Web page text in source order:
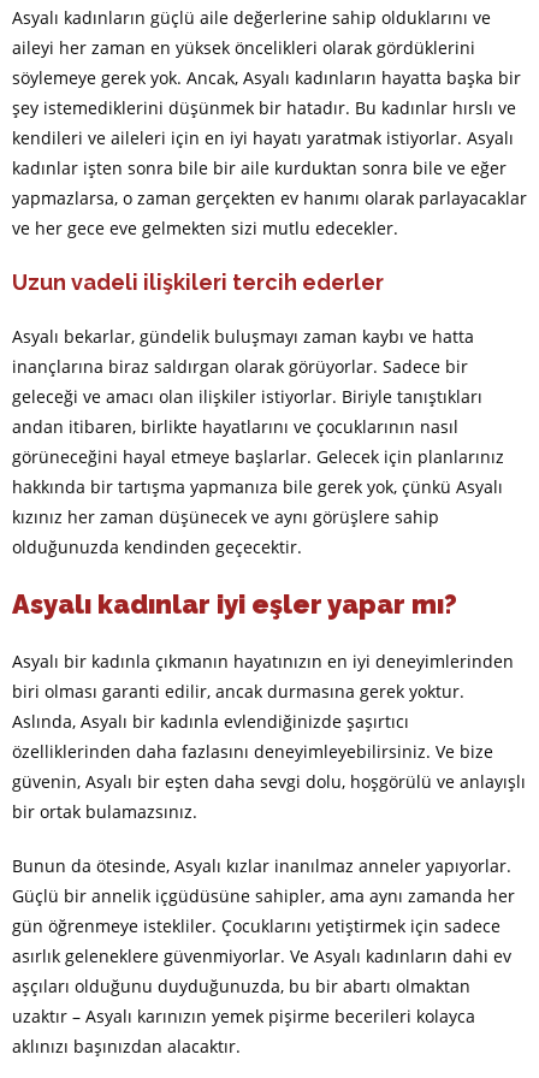
Asyalı kadınların güçlü aile değerlerine sahip olduklarını ve
aileyi her zaman en yüksek öncelikleri olarak gördüklerini
söylemeye gerek yok. Ancak, Asyalı kadınların hayatta başka bir
şey istemediklerini düşünmek bir hatadır. Bu kadınlar hırslı ve
kendileri ve aileleri için en iyi hayatı yaratmak istiyorlar. Asyalı
kadınlar işten sonra bile bir aile kurduktan sonra bile ve eğer
yapmazlarsa, o zaman gerçekten ev hanımı olarak parlayacaklar
ve her gece eve gelmekten sizi mutlu edecekler.
Uzun vadeli ilişkileri tercih ederler
Asyalı bekarlar, gündelik buluşmayı zaman kaybı ve hatta
inançlarına biraz saldırgan olarak görüyorlar. Sadece bir
geleceği ve amacı olan ilişkiler istiyorlar. Biriyle tanıştıkları
andan itibaren, birlikte hayatlarını ve çocuklarının nasıl
görüneceğini hayal etmeye başlarlar. Gelecek için planlarınız
hakkında bir tartışma yapmanıza bile gerek yok, çünkü Asyalı
kızınız her zaman düşünecek ve aynı görüşlere sahip
olduğunuzda kendinden geçecektir.
Asyalı kadınlar iyi eşler yapar mı?
Asyalı bir kadınla çıkmanın hayatınızın en iyi deneyimlerinden
biri olması garanti edilir, ancak durmasına gerek yoktur.
Aslında, Asyalı bir kadınla evlendiğinizde şaşırtıcı
özelliklerinden daha fazlasını deneyimleyebilirsiniz. Ve bize
güvenin, Asyalı bir eşten daha sevgi dolu, hoşgörülü ve anlayışlı
bir ortak bulamazsınız.
Bunun da ötesinde, Asyalı kızlar inanılmaz anneler yapıyorlar.
Güçlü bir annelik içgüdüsüne sahipler, ama aynı zamanda her
gün öğrenmeye istekliler. Çocuklarını yetiştirmek için sadece
asırlık geleneklere güvenmiyorlar. Ve Asyalı kadınların dahi ev
aşçıları olduğunu duyduğunuzda, bu bir abartı olmaktan
uzaktır – Asyalı karınızın yemek pişirme becerileri kolayca
aklınızı başınızdan alacaktır.